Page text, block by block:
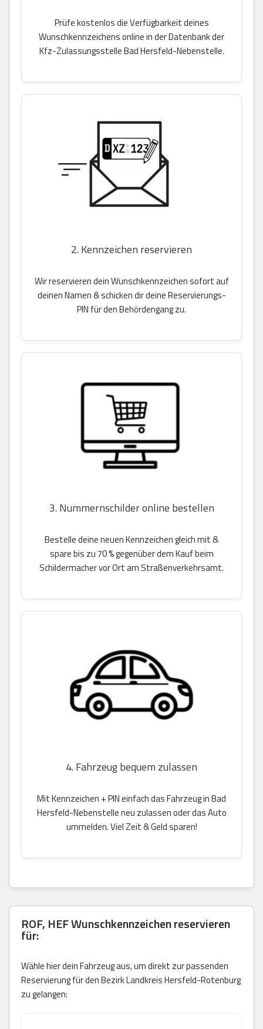
Prüfe kostenlos die Verfügbarkeit deines
Wunschkennzeichens online in der Datenbank der
Kfz-Zulassungsstelle Bad Hersfeld-Nebenstelle.
2. Kennzeichen reservieren
Wir reservieren dein Wunschkennzeichen sofort auf
deinen Namen & schicken dir deine Reservierungs-
PIN für den Behördengang zu.
3. Nummernschilder online bestellen
Bestelle deine neuen Kennzeichen gleich mit &
spare bis zu 70 % gegenüber dem Kauf beim
Schildermacher vor Ort am Straßenverkehrsamt.
4. Fahrzeug bequem zulassen
Mit Kennzeichen + PIN einfach das Fahrzeug in Bad
Hersfeld-Nebenstelle neu zulassen oder das Auto
ummelden. Viel Zeit & Geld sparen!
ROF, HEF Wunschkennzeichen reservieren
für:
Wähle hier dein Fahrzeug aus, um direkt zur passenden
Reservierung für den Bezirk Landkreis Hersfeld-Rotenburg
zu gelangen: